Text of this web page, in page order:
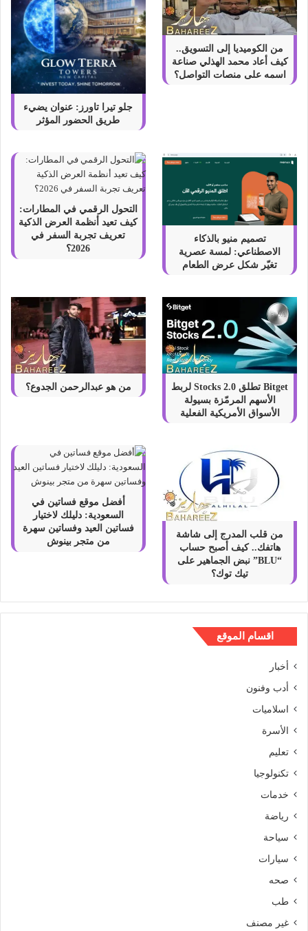
من الكوميديا إلى التسويق..
كيف أعاد محمد الهذلي صناعة
اسمه على منصات التواصل؟
جلو تيرا تاورز: عنوان يضيء
طريق الحضور المؤثر
تصميم منيو بالذكاء
الاصطناعي: لمسة عصرية
تغيّر شكل عرض الطعام
التحول الرقمي في المطارات:
كيف تعيد أنظمة العرض الذكية
تعريف تجربة السفر في
2026؟
Bitget تطلق Stocks 2.0 لربط
الأسهم المرمّزة بسيولة
الأسواق الأمريكية الفعلية
من هو عبدالرحمن الجدوع؟
من قلب المدرج إلى شاشة
هاتفك.. كيف أصبح حساب
“BLU” نبض الجماهير على
تيك توك؟
أفضل موقع فساتين في
السعودية: دليلك لاختيار
فساتين العيد وفساتين سهرة
من متجر بينوش
اقسام الموقع
أخبار
أدب وفنون
اسلاميات
الأسرة
تعليم
تكنولوجيا
خدمات
رياضة
سياحة
سيارات
صحه
طب
غير مصنف